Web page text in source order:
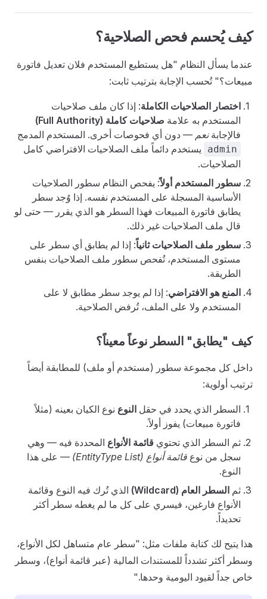
كيف يُحسم فحص الصلاحية؟
عندما يسأل النظام "هل يستطيع المستخدم فلان تعديل فاتورة
مبيعات؟" تُحسب الإجابة بترتيب ثابت:
اختصار الصلاحيات الكاملة: إذا كان ملف صلاحيات
المستخدم به علامة صلاحيات كاملة (Full Authority)
فالإجابةنعم — دون أي فحوصات أخرى. المستخدم المدمج
admin
يستخدم دائماً ملف الصلاحيات الافتراضي كامل
الصلاحيات.
سطور المستخدم أولاً: يفحص النظام سطور الصلاحيات
الأساسية المسجلة على المستخدم نفسه. إذا وُجد سطر
يطابق فاتورة المبيعات فهذا السطر هو الذي يقرر — حتى لو
قال ملف الصلاحيات غير ذلك.
سطور ملف الصلاحيات ثانياً: إذا لم يطابق أي سطر على
مستوى المستخدم، تُفحص سطور ملف الصلاحيات بنفس
الطريقة.
المنع هو الافتراضي: إذا لم يوجد سطر مطابق لا على
المستخدم ولا على الملف، تُرفض الصلاحية.
كيف "يطابق" السطر نوعاً معيناً؟
داخل كل مجموعة سطور (مستخدم أو ملف) للمطابقة أيضاً
ترتيب أولوية:
السطر الذي يحدد في حقل النوع نوع الكيان بعينه (مثلاً
فاتورة مبيعات) يفوز أولاً.
ثم السطر الذي تحتوي قائمة الأنواع المحددة فيه — وهي
سجل من نوع قائمة أنواع (EntityType List)
— على هذا
النوع.
ثم السطر العام (Wildcard)
الذي تُرك فيه النوع وقائمة
الأنواع فارغين، فيسري على كل ما لم يغطه سطر أكثر
تحديداً.
هذا يتيح لك كتابة ملفات مثل: "سطر عام متساهل لكل الأنواع،
وسطر أكثر تشدداً للمستندات المالية (عبر قائمة أنواع)، وسطر
خاص جداً لقيود اليومية وحدها."